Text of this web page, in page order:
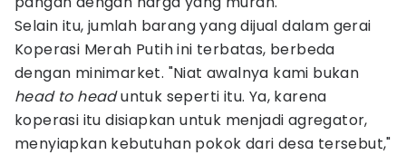
Selain itu, jumlah barang yang dijual dalam gerai
Koperasi Merah Putih ini terbatas, berbeda
dengan minimarket. "Niat awalnya kami bukan
head to headuntuk seperti itu. Ya, karena
koperasi itu disiapkan untuk menjadi agregator,
menyiapkan kebutuhan pokok dari desa tersebut,"